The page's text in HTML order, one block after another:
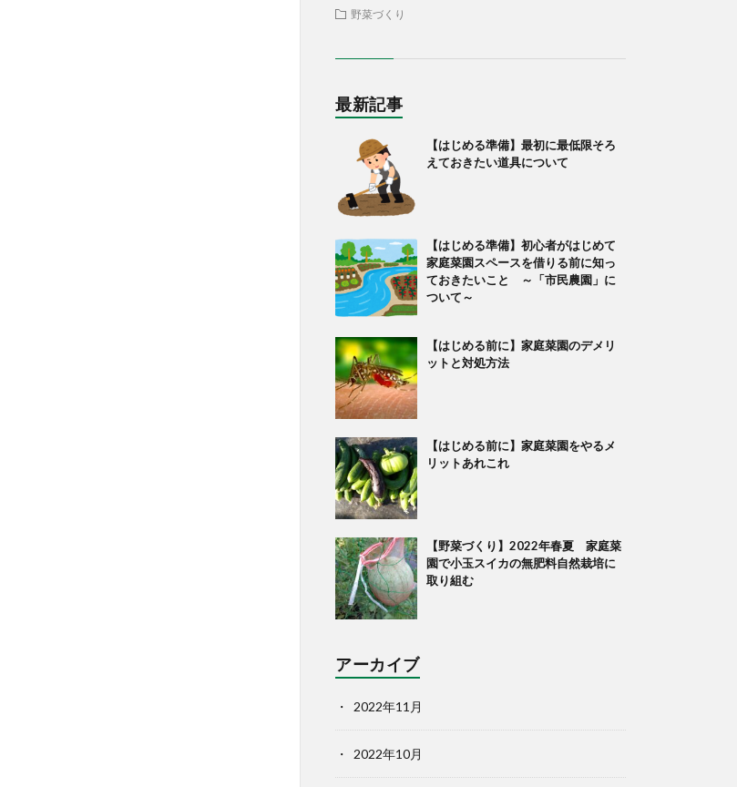
野菜づくり
最新記事
【はじめる準備】最初に最低限そろ
えておきたい道具について
【はじめる準備】初心者がはじめて
家庭菜園スペースを借りる前に知っ
ておきたいこと ～「市民農園」に
ついて～
【はじめる前に】家庭菜園のデメリ
ットと対処方法
【はじめる前に】家庭菜園をやるメ
リットあれこれ
【野菜づくり】2022年春夏 家庭菜
園で小玉スイカの無肥料自然栽培に
取り組む
アーカイブ
2022年11月
2022年10月